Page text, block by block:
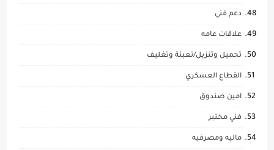
دعم فني
علاقات عامه
تحميل وتنزيل/تعبئة وتغليف
القطاع العسكري
امين صندوق
فني مختبر
ماليه ومصرفيه